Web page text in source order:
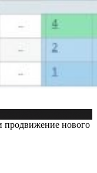
продвижение нового